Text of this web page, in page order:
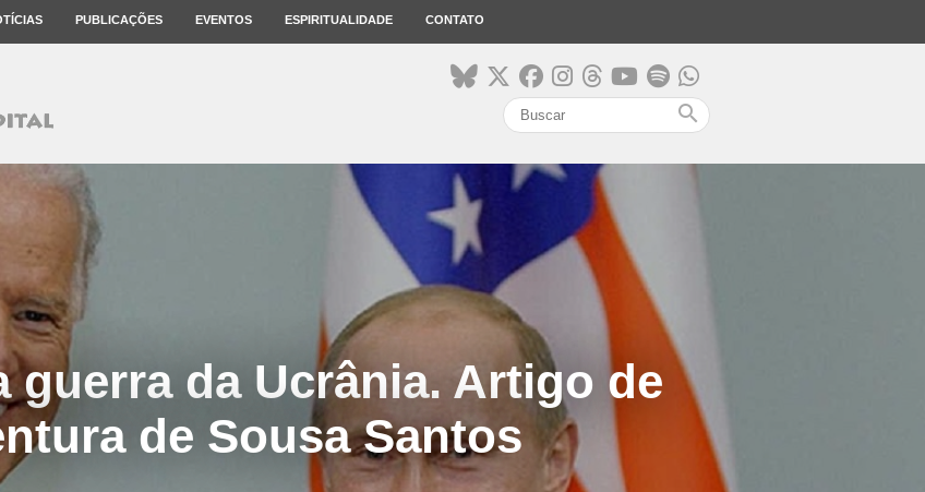
PUBLICAÇÕES EVENTOS ESPIRITUALIDADE CONTATO
search
guerra da Ucrânia. Artigo de
de Sousa Santos